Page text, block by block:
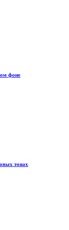
фоне
тонах